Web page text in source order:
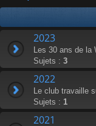
2023
Les 30 ans de la
Sujets : 3
2022
Le club travaille
Sujets : 1
2021